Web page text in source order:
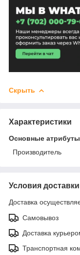
Скрыть
Характеристики
Основные атрибуты
Производитель
Условия доставки
Доставка
Самовывоз
Доставка
Транспортная